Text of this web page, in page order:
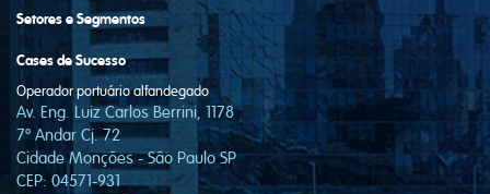
Setores e Segmentos
Cases de Sucesso
Operador portuário alfandegado
Av. Eng. Luiz Carlos Berrini, 1178
7º Andar Cj. 72
Cidade Monções - São Paulo SP
CEP: 04571-931